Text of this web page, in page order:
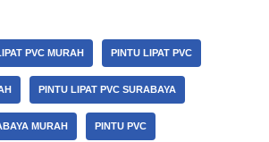
PVC MURAH PINTU LIPAT PVC
PINTU LIPAT PVC SURABAYA
MURAH PINTU PVC